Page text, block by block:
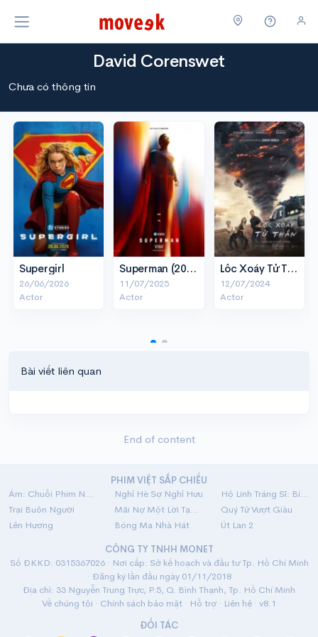
David Corenswet
Chưa có thông tin
Supergirl
26/06/2026
Actor
Superman (2025)
11/07/2025
Actor
Lốc Xoáy Tử Thần
12/07/2024
Actor
Bài viết liên quan
End of content
PHIM VIỆT SẮP CHIẾU
Ám: Chuỗi Phim Ngắn Linh Dị
Nghỉ Hè Sợ Nghỉ Hưu
Hộ Linh Tráng Sĩ: Bí Ẩn Mộ Vua Đinh
Trại Buôn Người
Mãi Nợ Một Lời Tạm Biệt
Quý Tử Vượt Giàu
Lên Hương
Bóng Ma Nhà Hát
Út Lan 2
CÔNG TY TNHH MONET
Số ĐKKD: 0315367026 · Nơi cấp: Sở kế hoạch và đầu tư Tp. Hồ Chí Minh
· Đăng ký lần đầu ngày 01/11/2018
Địa chỉ: 33 Nguyễn Trung Trực, P.5, Q. Bình Thạnh, Tp. Hồ Chí Minh
Về chúng tôi · Chính sách bảo mật · Hỗ trợ · Liên hệ · v8.1
ĐỐI TÁC